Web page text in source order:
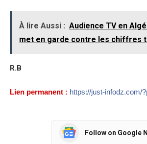
À lire Aussi : Audience TV en
met en garde contre les chiffres
R.B
Lien permanent : https://just-infodz.com/
Follow on Google